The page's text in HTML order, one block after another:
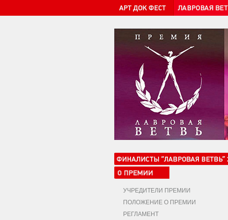
УЧРЕДИТЕЛИ ПРЕМИИ
ПОЛОЖЕНИЕ О ПРЕМИИ
РЕГЛАМЕНТ